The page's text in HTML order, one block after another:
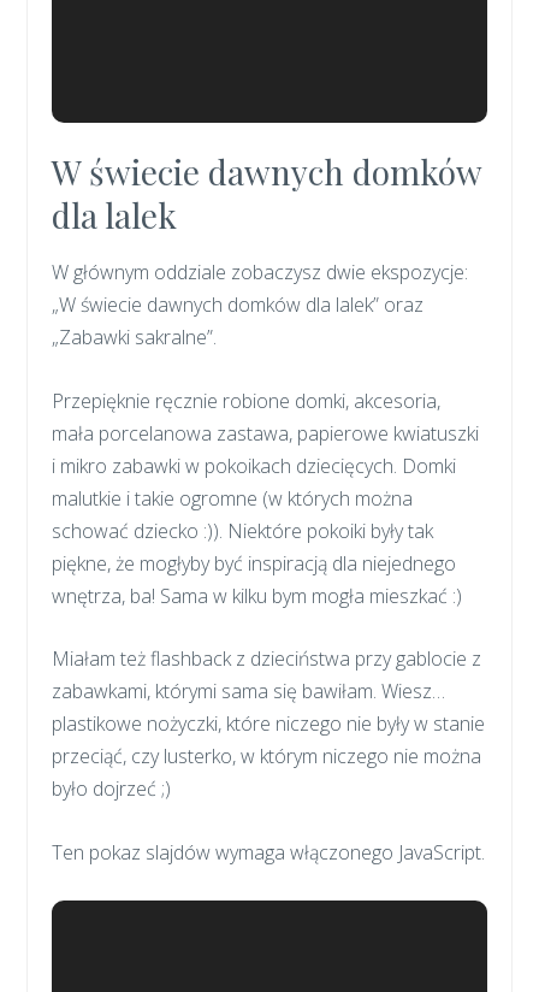
W świecie dawnych domków
dla lalek
W głównym oddziale zobaczysz dwie ekspozycje:
„W świecie dawnych domków dla lalek” oraz
„Zabawki sakralne”.
Przepięknie ręcznie robione domki, akcesoria,
mała porcelanowa zastawa, papierowe kwiatuszki
i mikro zabawki w pokoikach dziecięcych. Domki
malutkie i takie ogromne (w których można
schować dziecko :)). Niektóre pokoiki były tak
piękne, że mogłyby być inspiracją dla niejednego
wnętrza, ba! Sama w kilku bym mogła mieszkać :)
Miałam też flashback z dzieciństwa przy gablocie z
zabawkami, którymi sama się bawiłam. Wiesz…
plastikowe nożyczki, które niczego nie były w stanie
przeciąć, czy lusterko, w którym niczego nie można
było dojrzeć ;)
Ten pokaz slajdów wymaga włączonego JavaScript.